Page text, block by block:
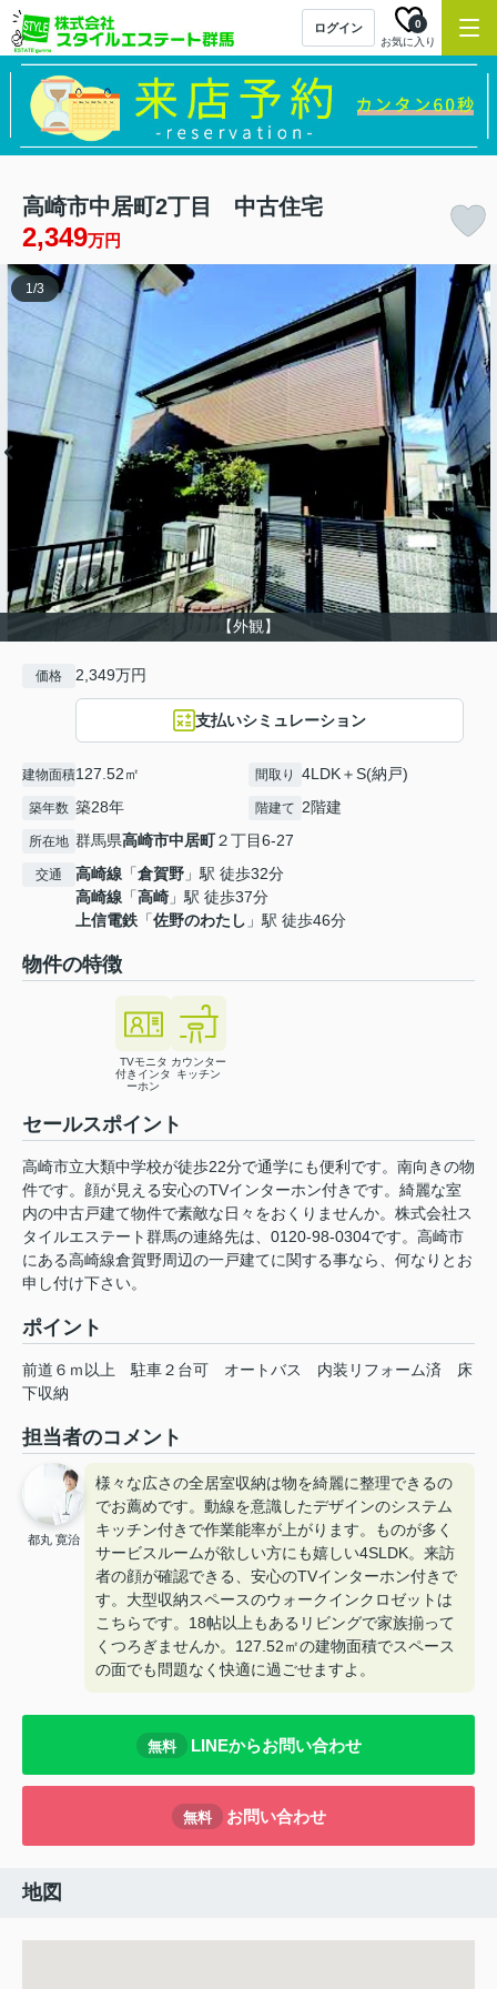
ログイン
お気に入り
0
高崎市中居町2丁目 中古住宅
2,349万円
【外観】
1 /3
価格 2,349万円
支払いシミュレーション
建物面積127.52㎡ 間取り 4LDK＋S(納戸)
築年数 築28年 階建て 2階建
所在地 群馬県高崎市中居町２丁目6-27
交通 高崎線 「倉賀野 」駅 徒歩32分
高崎線 「高崎 」駅 徒歩37分
上信電鉄 「佐野のわたし 」駅 徒歩46分
物件の特徴
TVモニタ
付きインタ
ーホン
カウンター
キッチン
セールスポイント
高崎市立大類中学校が徒歩22分で通学にも便利です。南向きの物
件です。顔が見える安心のTVインターホン付きです。綺麗な室
内の中古戸建て物件で素敵な日々をおくりませんか。株式会社ス
タイルエステート群馬の連絡先は、0120-98-0304です。高崎市
にある高崎線倉賀野周辺の一戸建てに関する事なら、何なりとお
申し付け下さい。
ポイント
前道６ｍ以上 駐車２台可 オートバス 内装リフォーム済
床
下収納
担当者のコメント
都丸 寛治
様々な広さの全居室収納は物を綺麗に整理できるの
でお薦めです。動線を意識したデザインのシステム
キッチン付きで作業能率が上がります。ものが多く
サービスルームが欲しい方にも嬉しい4SLDK。来訪
者の顔が確認できる、安心のTVインターホン付きで
す。大型収納スペースのウォークインクロゼットは
こちらです。18帖以上もあるリビングで家族揃って
くつろぎませんか。127.52㎡の建物面積でスペース
の面でも問題なく快適に過ごせますよ。
無料 LINEからお問い合わせ
無料 お問い合わせ
地図